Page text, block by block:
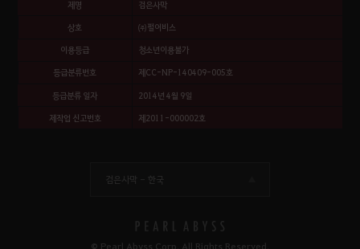
제명 검은사막
상호 ㈜펄어비스
이용등급 청소년이용불가
등급분류번호 제CC-NP-140409-005호
등급분류 일자 2014년 4월 9일
제작업 신고번호 제2011-000002호
검은사막 - 한국
© Pearl Abyss Corp. All Rights Reserved.